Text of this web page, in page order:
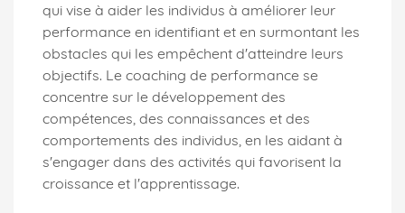
qui vise à aider les individus à améliorer leur
performance en identifiant et en surmontant les
obstacles qui les empêchent d'atteindre leurs
objectifs. Le coaching de performance se
concentre sur le développement des
compétences, des connaissances et des
comportements des individus, en les aidant à
s'engager dans des activités qui favorisent la
croissance et l'apprentissage.